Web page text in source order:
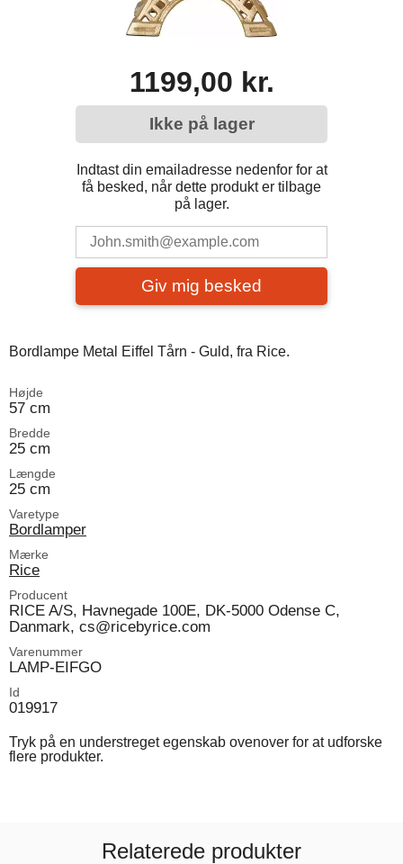
1199,00 kr.
Ikke på lager
Indtast din emailadresse nedenfor for at
få besked, når dette produkt er tilbage
på lager.
Giv mig besked
Bordlampe Metal Eiffel Tårn - Guld, fra Rice.
Højde
57 cm
Bredde
25 cm
Længde
25 cm
Varetype
Bordlamper
Mærke
Rice
Producent
RICE A/S, Havnegade 100E, DK-5000 Odense C,
Danmark, cs@ricebyrice.com
Varenummer
LAMP-EIFGO
Id
019917
Tryk på en understreget egenskab ovenover for at udforske
flere produkter.
Relaterede produkter